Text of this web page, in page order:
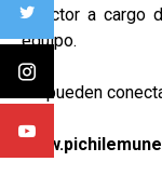
director a cargo
equipo.
Se pueden